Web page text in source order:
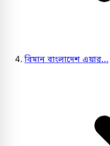
বিমান বাংলাদেশ এয়ার…